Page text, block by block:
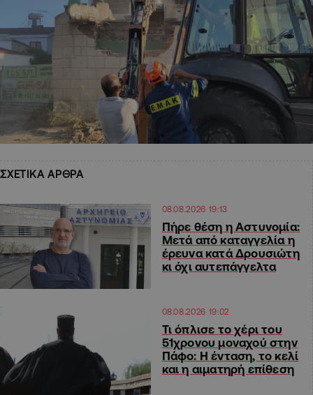
ΣΧΕΤΙΚΑ ΑΡΘΡΑ
08.08.2026 19:13
Πήρε θέση η Αστυνομία:
Μετά από καταγγελία η
έρευνα κατά Δρουσιώτη
κι όχι αυτεπάγγελτα
08.08.2026 19:02
Τι όπλισε το χέρι του
51χρονου μοναχού στην
Πάφο: Η ένταση, το κελί
και η αιματηρή επίθεση